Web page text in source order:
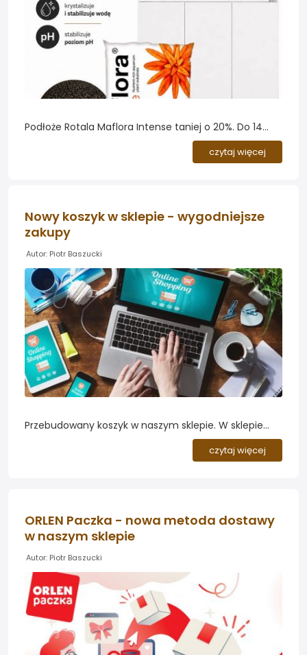
Podłoże Rotala Maflora Intense taniej o 20%. Do 14
lipca lub do wyczerpania zapasów trwa promocja na
aktywne podłoże Rotala Maflora Intense - cena
czytaj więcej
Nowy koszyk w sklepie - wygodniejsze
zakupy
Autor: Piotr Baszucki
Przebudowany koszyk w naszym sklepie. W sklepie
roslinyakwariowe.pl wprowadziliśmy sporą aktualizację
silnika, której najważniejszym elementem jest
czytaj więcej
ORLEN Paczka - nowa metoda dostawy
w naszym sklepie
Autor: Piotr Baszucki